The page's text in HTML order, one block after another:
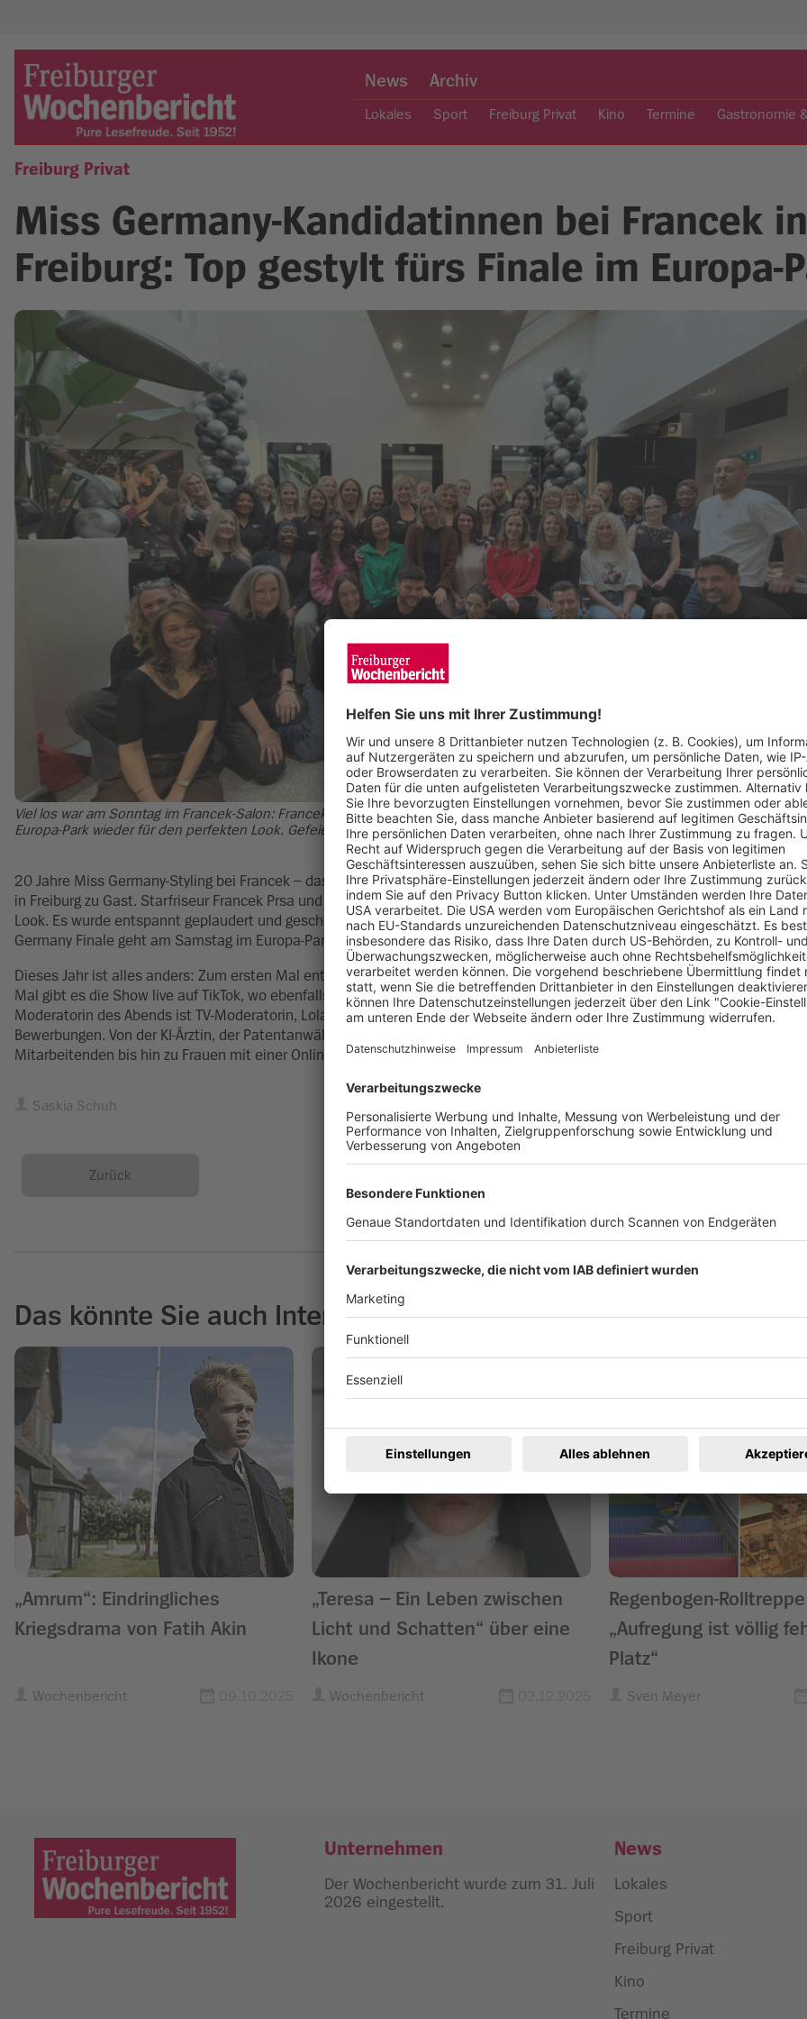
content
Freiburger Wochenbericht
News Archiv
Lokales Sport Freiburg Privat Kino Termine Gastronomie
Freiburg Privat
Miss Germany-Kandidatinnen bei Francek in
Freiburg: Top gestylt fürs Finale im Europa-
Viel los war am Sonntag im Francek-Salon: Francek Prsa und sein Team sorgten bei dem Miss Germany-Kandidatinnen vor dem
Europa-Park wieder für den perfekten Look. Gefeiert wurde außerdem 20 Jahre Miss Germany Umstyling. Foto: Privat
20 Jahre Miss Germany-Styling bei Francek – das wurde am Sonntag groß gefeiert. Denn auch in diesem Jahr waren die
in Freiburg zu Gast. Starfriseur Francek Prsa und sein Team sorgten bei jeder der Titel-Anwärterinnen für den perfekten
Look. Es wurde entspannt geplaudert und gescherzt. „Es sind alles unglaublich tolle Persönlichkeiten“, so Francek Prsa.
Germany Finale geht am Samstag im Europa-Park über die Bühne.
Dieses Jahr ist alles anders: Zum ersten Mal entscheidet das Publikum vor Ort, wer mit dem Titel ausgezeichnet wird und
Mal gibt es die Show live auf TikTok, wo ebenfalls gevotet werden kann, und zum letzten Mal findet die Show im Europa-
Moderatorin des Abends ist TV-Moderatorin, Lola Weippert. Mit dabei: 500 Gäste vor Ort und die neun Finalistinnen aus
Bewerbungen. Von der KI-Ärztin, der Patentanwältin und der Zimmerin über die Unternehmensberaterin, der CEO mit über
Mitarbeitenden bis hin zu Frauen mit einer Online-Konditorei, einem Inklusion-Fashion-Label und einer Frauen-Gesundheits-
Saskia Schuh
Zurück
Das könnte Sie auch Interessieren
„Amrum“: Eindringliches
Kriegsdrama von Fatih Akin
Wochenbericht
„Teresa – Ein Leben zwischen
Licht und Schatten“ über eine
Ikone
Wochenbericht
Regenbogen-
„Aufregung ist völlig
Platz“
Sven Meyer
Unternehmen
Der Wochenbericht wurde zum 31. Juli
2026 eingestellt.
News
Lokales
Sport
Freiburg Privat
Kino
Termine